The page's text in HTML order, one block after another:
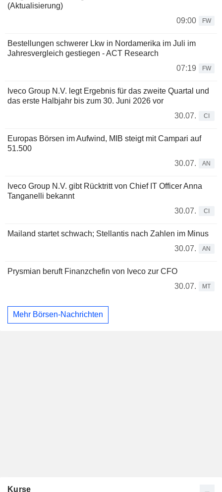
(Aktualisierung)
09:00
FW
Bestellungen schwerer Lkw in Nordamerika im Juli im
Jahresvergleich gestiegen - ACT Research
07:19
FW
Iveco Group N.V. legt Ergebnis für das zweite Quartal und
das erste Halbjahr bis zum 30. Juni 2026 vor
30.07.
CI
Europas Börsen im Aufwind, MIB steigt mit Campari auf
51.500
30.07.
AN
Iveco Group N.V. gibt Rücktritt von Chief IT Officer Anna
Tanganelli bekannt
30.07.
CI
Mailand startet schwach; Stellantis nach Zahlen im Minus
30.07.
AN
Prysmian beruft Finanzchefin von Iveco zur CFO
30.07.
MT
Mehr Börsen-Nachrichten
Kurse